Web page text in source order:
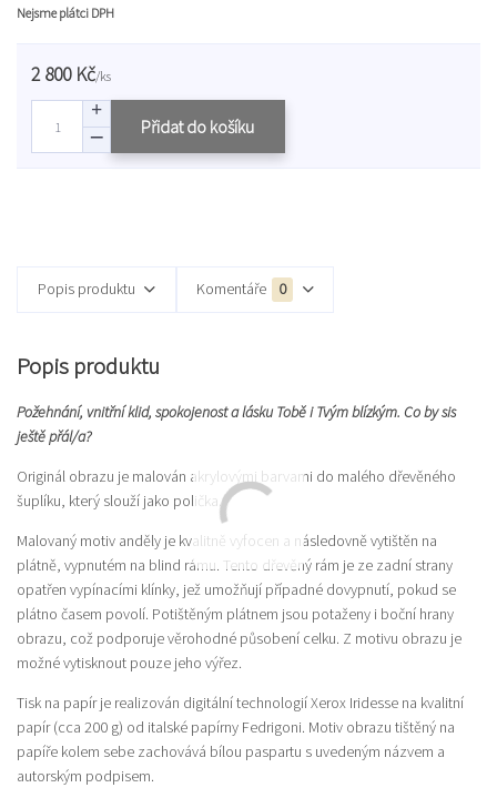
Nejsme plátci DPH
2 800 Kč/ks
Přidat do košíku
Popis produktu Komentáře 0
Popis produktu
Požehnání, vnitřní klid, spokojenost a lásku Tobě i Tvým blízkým. Co by sis
ještě přál/a?
Originál obrazu je malován akrylovými barvami do malého dřevěného
šuplíku, který slouží jako polička.
Malovaný motiv anděly je kvalitně vyfocen a následovně vytištěn na
plátně, vypnutém na blind rámu. Tento dřevěný rám je ze zadní strany
opatřen vypínacími klínky, jež umožňují případné dovypnutí, pokud se
plátno časem povolí. Potištěným plátnem jsou potaženy i boční hrany
obrazu, což podporuje věrohodné působení celku. Z motivu obrazu je
možné vytisknout pouze jeho výřez.
Tisk na papír je realizován digitální technologií Xerox Iridesse na kvalitní
papír (cca 200 g) od italské papírny Fedrigoni. Motiv obrazu tištěný na
papíře kolem sebe zachovává bílou paspartu s uvedeným názvem a
autorským podpisem.